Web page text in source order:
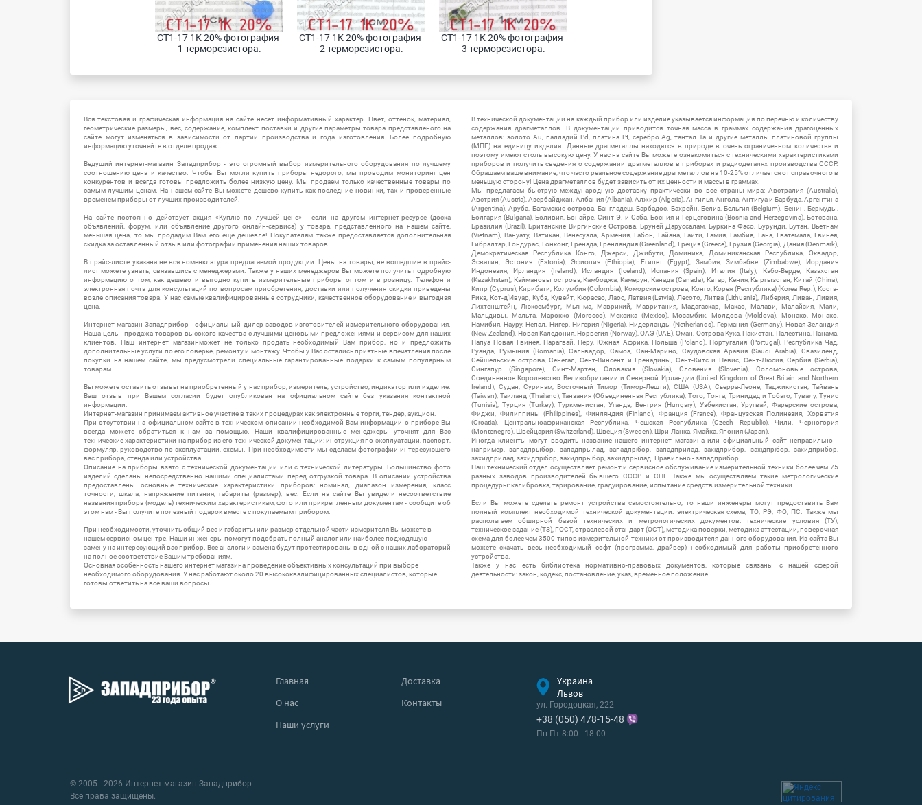
СТ1-17 1К 20% фотография
1 терморезистора.
СТ1-17 1К 20% фотография
2 терморезистора.
СТ1-17 1К 20% фотография
3 терморезистора.
Вся текстовая и графическая информация на сайте несет информативный характер. Цвет, оттенок, материал,
геометрические размеры, вес, содержание, комплект поставки и другие параметры товара представленого на
сайте могут изменяться в зависимости от партии производства и года изготовления. Более подробную
информацию уточняйте в отделе продаж.
Ведущий интернет-магазин Западприбор - это огромный выбор измерительного оборудования по лучшему
соотношению цена и качество. Чтобы Вы могли купить приборы недорого, мы проводим мониторинг цен
конкурентов и всегда готовы предложить более низкую цену. Мы продаем только качественные товары по
самым лучшим ценам. На нашем сайте Вы можете дешево купить как последние новинки, так и проверенные
временем приборы от лучших производителей.
На сайте постоянно действует акция «Куплю по лучшей цене» - если на другом интернет-ресурсе (доска
объявлений, форум, или объявление другого онлайн-сервиса) у товара, представленного на нашем сайте,
меньшая цена, то мы продадим Вам его еще дешевле! Покупателям также предоставляется дополнительная
скидка за оставленный отзыв или фотографии применения наших товаров.
В прайс-листе указана не вся номенклатура предлагаемой продукции. Цены на товары, не вошедшие в прайс-
лист можете узнать, связавшись с менеджерами. Также у наших менеджеров Вы можете получить подробную
информацию о том, как дешево и выгодно купить измерительные приборы оптом и в розницу. Телефон и
электронная почта для консультаций по вопросам приобретения, доставки или получения скидки приведены
возле описания товара. У нас самые квалифицированные сотрудники, качественное оборудование и выгодная
цена.
Интернет магазин Западприбор - официальный дилер заводов изготовителей измерительного оборудования.
Наша цель - продажа товаров высокого качества с лучшими ценовыми предложениями и сервисом для наших
клиентов. Наш интернет магазинможет не только продать необходимый Вам прибор, но и предложить
дополнительные услуги по его поверке, ремонту и монтажу. Чтобы у Вас остались приятные впечатления после
покупки на нашем сайте, мы предусмотрели специальные гарантированные подарки к самым популярным
товарам.
Вы можете оставить отзывы на приобретенный у нас прибор, измеритель, устройство, индикатор или изделие.
Ваш отзыв при Вашем согласии будет опубликован на официальном сайте без указания контактной
информации.
Интернет-магазин принимаем активное участие в таких процедурах как электронные торги, тендер, аукцион.
При отсутствии на официальном сайте в техническом описании необходимой Вам информации о приборе Вы
всегда можете обратиться к нам за помощью. Наши квалифицированные менеджеры уточнят для Вас
технические характеристики на прибор из его технической документации: инструкция по эксплуатации, паспорт,
формуляр, руководство по эксплуатации, схемы. При необходимости мы сделаем фотографии интересующего
вас прибора, стенда или устройства.
Описание на приборы взято с технической документации или с технической литературы. Большинство фото
изделий сделаны непосредственно нашими специалистами перед отгрузкой товара. В описании устройства
предоставлены основные технические характеристики приборов: номинал, диапазон измерения, класс
точности, шкала, напряжение питания, габариты (размер), вес. Если на сайте Вы увидели несоответствие
названия прибора (модель) техническим характеристикам, фото или прикрепленным документам - сообщите об
этом нам - Вы получите полезный подарок вместе с покупаемым прибором.
При необходимости, уточнить общий вес и габариты или размер отдельной части измерителя Вы можете в
нашем сервисном центре. Наши инженеры помогут подобрать полный аналог или наиболее подходящую
замену на интересующий вас прибор. Все аналоги и замена будут протестированы в одной с наших лабораторий
на полное соответствие Вашим требованиям.
Основная особенность нашего интернет магазина проведение объективных консультаций при выборе
необходимого оборудования. У нас работают около 20 высококвалифицированных специалистов, которые
готовы ответить на все ваши вопросы.
В технической документации на каждый прибор или изделие указывается информация по перечню и количеству
содержания драгметаллов. В документации приводится точная масса в граммах содержания драгоценных
металлов: золото Au, палладий Pd, платина Pt, серебро Ag, тантал Ta и другие металлы платиновой группы
(МПГ) на единицу изделия. Данные драгметаллы находятся в природе в очень ограниченном количестве и
поэтому имеют столь высокую цену. У нас на сайте Вы можете ознакомиться с техническими характеристиками
приборов и получить сведения о содержании драгметаллов в приборах и радиодеталях производства СССР.
Обращаем ваше внимание, что часто реальное содержание драгметаллов на 10-25% отличается от справочного в
меньшую сторону! Цена драгметаллов будет зависить от их ценности и массы в граммах.
Мы предлагаем быструю международную доставку практически во все страны мира: Австралия (Australia),
Австрия (Austria), Азербайджан, Албания (Albania), Алжир (Algeria), Ангилья, Ангола, Антигуа и Барбуда, Аргентина
(Argentina), Аруба, Багамские острова, Бангладеш, Барбадос, Бахрейн, Белиз, Бельгия (Belgium), Бенин, Бермуды,
Болгария (Bulgaria), Боливия, Бонайре, Синт-Э. и Саба, Босния и Герцеговина (Bosnia and Herzegovina), Ботсвана,
Бразилия (Brazil), Британские Виргинские Острова, Бруней Даруссалам, Буркина Фасо, Бурунди, Бутан, Вьетнам
(Vietnam), Вануату, Ватикан, Венесуэла, Армения, Габон, Гайана, Гаити, Гамия, Гамбия, Гана, Гватемала, Гвинея,
Гибралтар, Гондурас, Гонконг, Гренада, Гренландия (Greenland), Греция (Greece), Грузия (Georgia), Дания (Denmark),
Демократическая Республика Конго, Джерси, Джибути, Доминика, Доминиканская Республика, Эквадор,
Эсватин, Эстония (Estonia), Эфиопия (Ethiopia), Египет (Egypt), Замбия, Зимбабве (Zimbabwe), Иордания
Индонезия, Ирландия (Ireland), Исландия (Iceland), Испания (Spain), Италия (Italy), Кабо-Верде, Казахстан
(Kazakhstan), Каймановы острова, Камбоджа, Камерун, Канада (Canada), Катар, Кения, Кыргызстан, Китай (China),
Кипр (Cyprus), Кирибати, Колумбия (Colombia), Коморские острова, Конго, Корея (Республика) (Korea Rep.), Коста-
Рика, Кот-д'Ивуар, Куба, Кувейт, Кюрасао, Лаос, Латвия (Latvia), Лесото, Литва (Lithuania), Либерия, Ливан, Ливия,
Лихтенштейн, Люксембург, Мьянма, Маврикий, Мавритания, Мадагаскар, Макао, Малави, Малайзия, Мали,
Мальдивы, Мальта, Марокко (Morocco), Мексика (Mexico), Мозамбик, Молдова (Moldova), Монако, Монако,
Намибия, Науру, Непал, Нигер, Нигерия (Nigeria), Нидерланды (Netherlands), Германия (Germany), Новая Зеландия
(New Zealand), Новая Каледония, Норвегия (Norway), ОАЭ (UAE), Оман, Острова Кука, Пакистан, Палестина, Панама,
Папуа Новая Гвинея, Парагвай, Перу, Южная Африка, Польша (Poland), Португалия (Portugal), Республика Чад,
Руанда, Румыния (Romania), Сальвадор, Самоа, Сан-Марино, Саудовская Аравия (Saudi Arabia), Свазиленд,
Сейшельские острова, Сенегал, Сент-Винсент и Гренадины, Сент-Китс и Невис, Сент-Люсия, Сербия (Serbia),
Сингапур (Singapore), Синт-Мартен, Словакия (Slovakia), Словения (Slovenia), Соломоновые острова,
Соединенное Королевство Великобритании и Северной Ирландии (United Kingdom of Great Britain and Northern
Ireland), Судан, Суринам, Восточный Тимор (Тимор-Лешти), США (USA), Сьерра-Леоне, Таджикистан, Тайвань
(Taiwan), Таиланд (Thailand), Танзания (Объединенная Республика), Того, Тонга, Тринидад и Тобаго, Тувалу, Тунис
(Tunisia), Турция (Turkey), Туркменистан, Уганда, Венгрия (Hungary), Узбекистан, Уругвай, Фарерские острова,
Фиджи, Филиппины (Philippines), Финляндия (Finland), Франция (France), Французская Полинезия, Хорватия
(Croatia), Центральноафриканская Республика, Чешская Республика (Czech Republic), Чили, Черногория
(Montenegro), Швейцария (Switzerland), Швеция (Sweden), Шри-Ланка, Ямайка, Япония (Japan).
Иногда клиенты могут вводить название нашего интернет магазина или официальный сайт неправильно -
например, западпрыбор, западпрылад, западпрібор, западприлад, західприбор, західпрібор, захидприбор,
захидприлад, захидпрібор, захидпрыбор, захидпрылад. Правильно - западприбор.
Наш технический отдел осуществляет ремонт и сервисное обслуживание измерительной техники более чем 75
разных заводов производителей бывшего СССР и СНГ. Также мы осуществляем такие метрологические
процедуры: калибровка, тарирование, градуирование, испытание средств измерительной техники.
Если Вы можете сделать ремонт устройства самостоятельно, то наши инженеры могут предоставить Вам
полный комплект необходимой технической документации: электрическая схема, ТО, РЭ, ФО, ПС. Также мы
располагаем обширной базой технических и метрологических документов: технические условия (ТУ),
техническое задание (ТЗ), ГОСТ, отраслевой стандарт (ОСТ), методика поверки, методика аттестации, поверочная
схема для более чем 3500 типов измерительной техники от производителя данного оборудования. Из сайта Вы
можете скачать весь необходимый софт (программа, драйвер) необходимый для работы приобретенного
устройства.
Также у нас есть библиотека нормативно-правовых документов, которые связаны с нашей сферой
деятельности: закон, кодекс, постановление, указ, временное положение.
Главная
Доставка
О нас
Контакты
Наши услуги
Украина
Львов
ул. Городоцкая, 222
+38 (050) 478-15-48
Пн-Пт 8:00 - 18:00
© 2005 - 2026 Интернет-магазин Западприбор
Все права защищены.